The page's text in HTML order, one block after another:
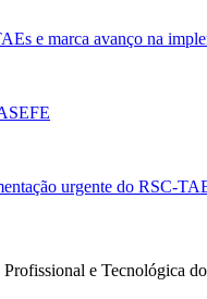
e marca avanço na
urgente do RSC-
e Tecnológica